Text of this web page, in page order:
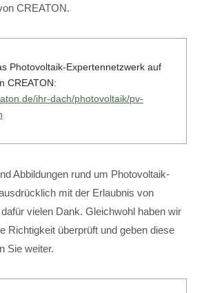
CREATON.
Photovoltaik-Expertennetzwerk auf
CREATON:
ihr-dach/photovoltaik/pv-
Abbildungen rund um Photovoltaik-
mit der Erlaubnis von
vielen Dank. Gleichwohl haben wir
Richtigkeit überprüft und geben diese
Sie weiter.